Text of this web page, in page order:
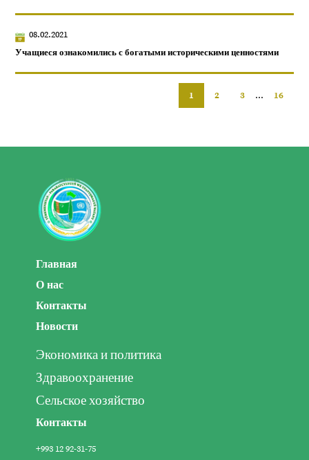
08.02.2021
Учащиеся ознакомились с богатыми историческими ценностями
1 2 3 ... 16
Главная
О нас
Контакты
Новости
Экономика и политика
Здравоохранение
Сельское хозяйство
Контакты
+993 12 92-31-75